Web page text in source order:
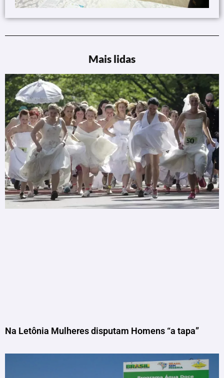
Mais lidas
Na Letônia Mulheres disputam Homens “a tapa”